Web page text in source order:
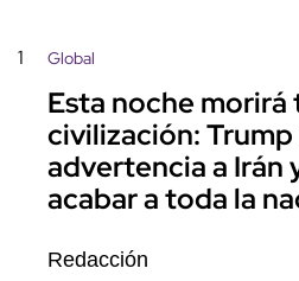
1 Global
Esta noche morirá
civilización: Trump
advertencia a Irán
acabar a toda la
Redacción